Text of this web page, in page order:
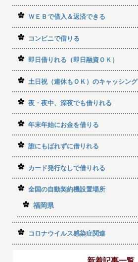
ＷＥＢで借入＆返済できる
コンビニで借りる
即日借りれる（即日融資ＯＫ）
土日祝（連休もＯＫ）のキャッシング
夜・夜中、深夜でも借りれる
年末年始にお金を借りる
誰にもばれずに借りれる
カード発行なしで借りれる
全国の自動契約機設置場所
福岡県
コロナウイルス感染症関連